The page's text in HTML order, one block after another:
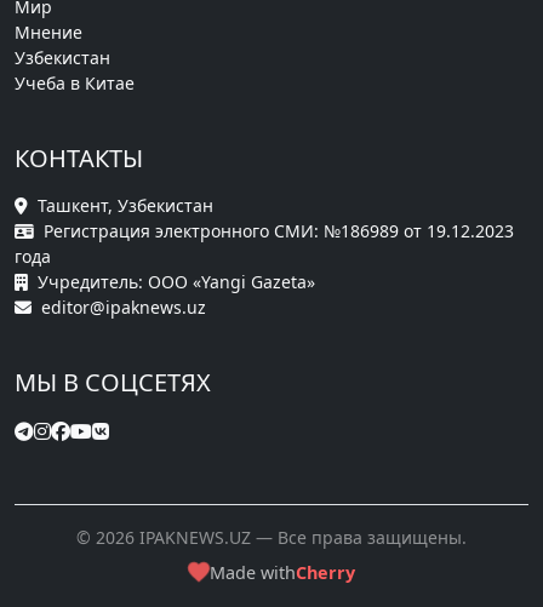
Мир
Мнение
Узбекистан
Учеба в Китае
КОНТАКТЫ
Ташкент, Узбекистан
Регистрация электронного СМИ: №186989 от 19.12.2023
года
Учредитель: ООО «Yangi Gazeta»
editor@ipaknews.uz
МЫ В СОЦСЕТЯХ
© 2026 IPAKNEWS.UZ — Все права защищены.
Made withCherry